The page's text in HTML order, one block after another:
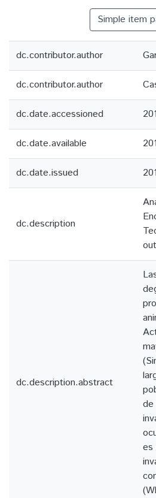
Simple item
dc.contributor.author
dc.contributor.author
dc.date.accessioned
dc.date.available
dc.date.issued
dc.description
dc.description.abstract
de
es